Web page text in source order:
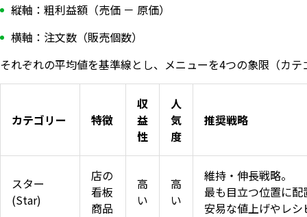
縦軸：粗利益額（売価 － 原価）
横軸：注文数（販売個数）
それぞれの平均値を基準線とし、メニューを4つの象限（カ
カテゴリー 特徴
収
益
性
人
気
度
推奨戦略
スター
(Star)
店の
看板
商品
高
い
高
い
維持・伸長戦略。
最も目立つ位置に
安易な値上げやレ